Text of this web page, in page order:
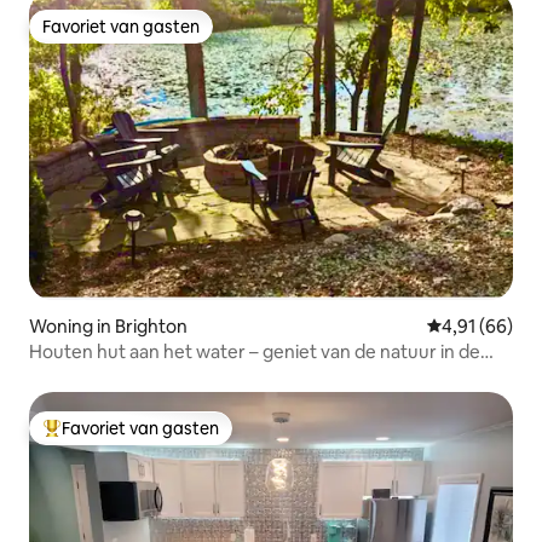
Favoriet van gasten
Favoriet van gasten
Woning in Brighton Gemiddelde
4,91 (66)
Houten hut aan het water – geniet van de natuur in de
Topfavoriet van gasten
Favoriet van gasten